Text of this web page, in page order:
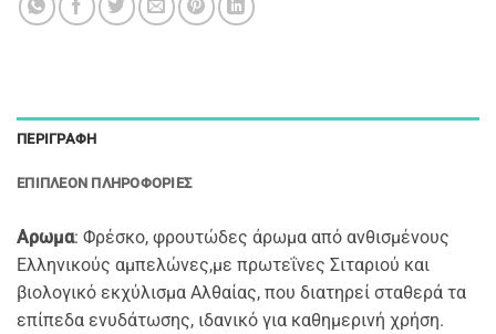
ΠΕΡΙΓΡΑΦΉ
ΕΠΙΠΛΈΟΝ ΠΛΗΡΟΦΟΡΊΕΣ
Αρωμα: Φρέσκο, φρουτώδες άρωμα από ανθισμένους
Ελληνικούς αμπελώνες,με πρωτεΐνες Σιταριού και
βιολογικό εκχύλισμα Αλθαίας, που διατηρεί σταθερά τα
επίπεδα ενυδάτωσης, ιδανικό για καθημερινή χρήση.